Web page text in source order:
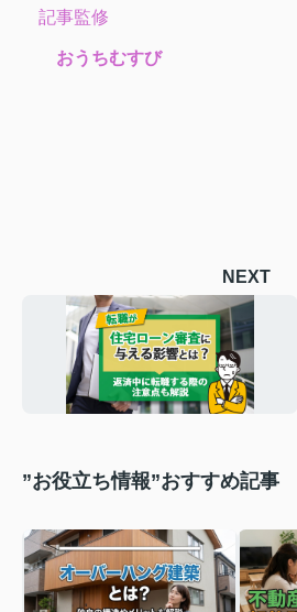
記事監修
おうちむすび
NEXT
”お役立ち情報”おすすめ記事